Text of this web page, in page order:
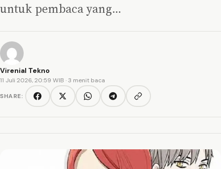
untuk pembaca yang…
Virenial Tekno
11 Juli 2026, 20:59 WIB · 3 menit baca
SHARE:
FacebookTwitter/XWhatsAppTelegramCopy link